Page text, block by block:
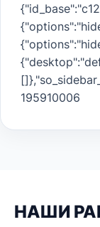
195910006
НАШИ